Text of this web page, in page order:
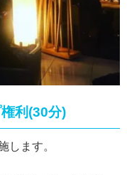
利(30分)
します。